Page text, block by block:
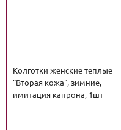
Колготки женские теплые
"Вторая кожа", зимние,
имитация капрона, 1шт